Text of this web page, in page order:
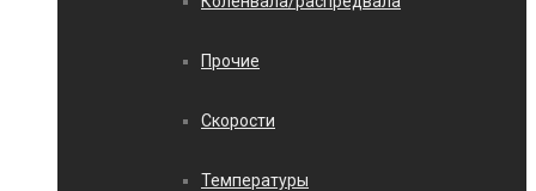
Прочие
Скорости
Температуры